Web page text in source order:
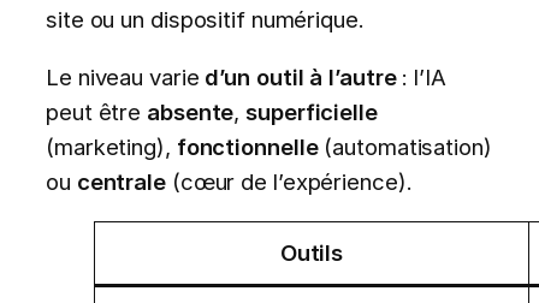
site ou un dispositif numérique.
Le niveau varie d’un outil à l’autre: l’IA
peut être absente,superficielle
(marketing), fonctionnelle(automatisation)
ou centrale(cœur de l’expérience).
Outils